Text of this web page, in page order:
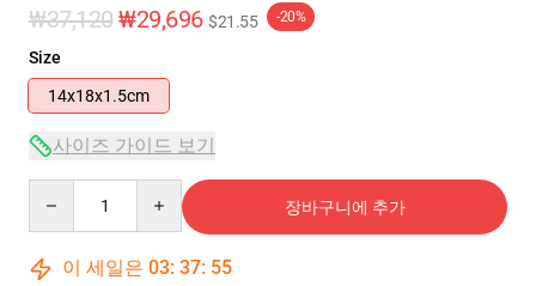
₩37,120₩29,696 $21.55 -20%
Size
14x18x1.5cm
사이즈 가이드 보기
장바구니에 추가
이 세일은 03: 37: 55